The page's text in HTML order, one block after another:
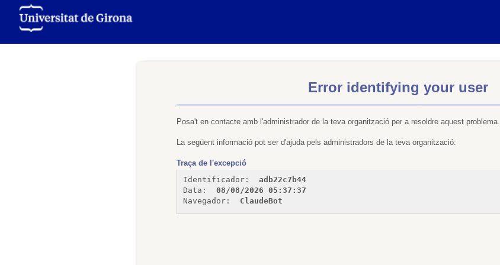
Error identifying your user
Posa't en contacte amb l'administrador de la teva organització per a resoldre aquest problema.
La següent informació pot ser d'ajuda pels administradors de la teva organització:
Traça de l'excepció
Identificador:
adb22c7b44
Data:
08/08/2026 05:37:37
Navegador:
ClaudeBot